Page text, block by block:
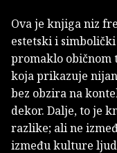
Ova je knjiga niz
estetski i
promaklo običnom
koja prikazuje
bez obzira na
dekor. Dalje, to je
razlike; ali ne
između kulture